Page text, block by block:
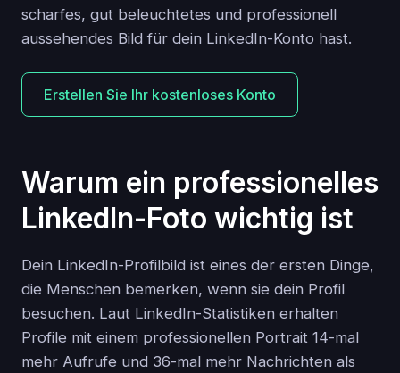
scharfes, gut beleuchtetes und professionell
aussehendes Bild für dein LinkedIn-Konto hast.
Erstellen Sie Ihr kostenloses Konto
Warum ein professionelles
LinkedIn-Foto wichtig ist
Dein LinkedIn-Profilbild ist eines der ersten Dinge,
die Menschen bemerken, wenn sie dein Profil
besuchen. Laut LinkedIn-Statistiken erhalten
Profile mit einem professionellen Portrait 14-mal
mehr Aufrufe und 36-mal mehr Nachrichten als